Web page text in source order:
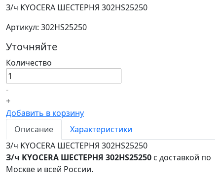
З/ч KYOCERA ШЕСТЕРНЯ 302HS25250
Артикул: 302HS25250
Уточняйте
Количество
-
+
Добавить в корзину
Описание
Характеристики
З/ч KYOCERA ШЕСТЕРНЯ 302HS25250
З/ч KYOCERA ШЕСТЕРНЯ 302HS25250 с доставкой по
Москве и всей России.